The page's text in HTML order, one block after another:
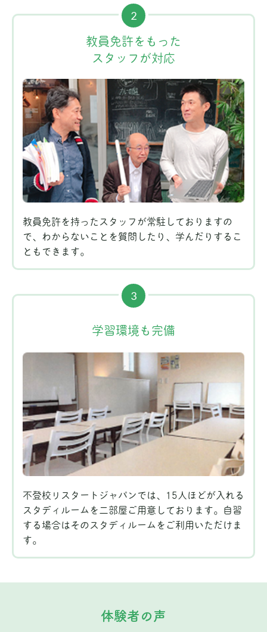
2
教員免許をもった
スタッフが対応
教員免許を持ったスタッフが常駐しておりますの
で、わからないことを質問したり、学んだりするこ
ともできます。
3
学習環境も完備
不登校リスタートジャパンでは、15人ほどが入れる
スタディルームを二部屋ご用意しております。自習
する場合はそのスタディルームをご利用いただけま
す。
体験者の声